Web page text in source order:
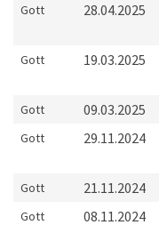
Gott 28.04.2025
Gott 19.03.2025
Gott 09.03.2025
Gott 29.11.2024
Gott 21.11.2024
Gott 08.11.2024